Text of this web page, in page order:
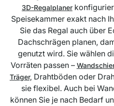
3D-Regalplaner
Speisekammer exakt nach
Sie das Regal auch über
Dachschrägen planen,
genutzt wird. Sie wählen
Vorräten passen –
Träger, Drahtböden oder
sie flexibel. Auch bei
können Sie je nach Bedarf